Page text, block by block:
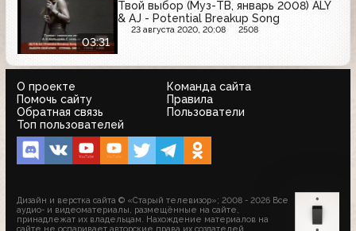
03:31
Твой выбор (Муз-ТВ, январь 2008) ALY
& AJ - Potential Breakup Song
23 августа 2020, 20:08 2508
О проекте
Команда сайта
Помочь сайту
Правила
Обратная связь
Пользователи
Топ пользователей
Дизайн и верстка сайта © «Старый телевизор»; 2008 - 2026 Все
аудио- и видеоматериалы, размещённые на сайте,
принадлежат их владельцам. Нахождение материалов на
сайте не оспаривает авторские права их создателей.